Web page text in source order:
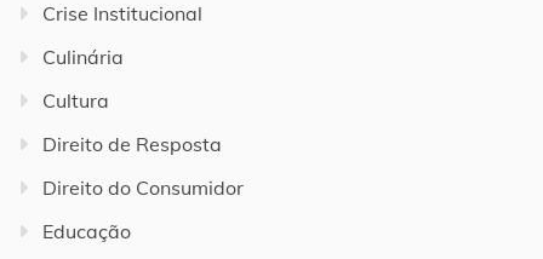
Crise Institucional
Culinária
Cultura
Direito de Resposta
Direito do Consumidor
Educação